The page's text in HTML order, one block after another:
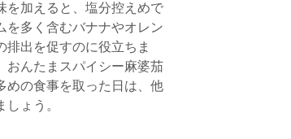
を加えると、塩分控えめで
を多く含むバナナやオレン
排出を促すのに役立ちま
おんたまスパイシー麻婆茄
めの食事を取った日は、他
ょう。